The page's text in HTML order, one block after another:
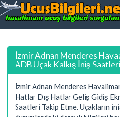
İzmir Adnan Menderes
ADB Uçak Kalkış İniş Saatleri
İzmir Adnan Menderes
Hatlar Dış Hatlar Geliş Gidiş
Saatleri Takip Etme. Uçakların